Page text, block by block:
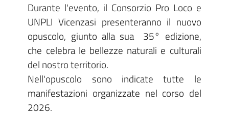
Durante l'evento, il Consorzio Pro Loco e
UNPLI Vicenzasi presenteranno il nuovo
opuscolo, giunto alla sua 35° edizione,
che celebra le bellezze naturali e culturali
del nostro territorio.
Nell'opuscolo sono indicate tutte le
manifestazioni organizzate nel corso del
2026.